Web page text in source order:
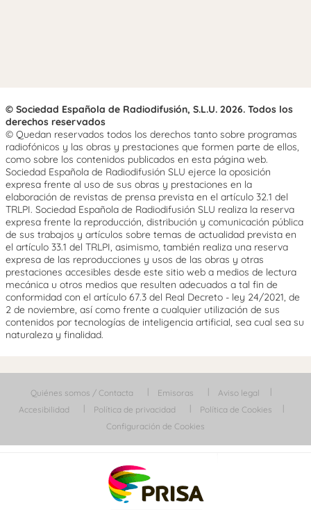
© Sociedad Española de Radiodifusión, S.L.U. 2026. Todos los
derechos reservados
© Quedan reservados todos los derechos tanto sobre programas
radiofónicos y las obras y prestaciones que formen parte de ellos,
como sobre los contenidos publicados en esta página web.
Sociedad Española de Radiodifusión SLU ejerce la oposición
expresa frente al uso de sus obras y prestaciones en la
elaboración de revistas de prensa prevista en el artículo 32.1 del
TRLPI. Sociedad Española de Radiodifusión SLU realiza la reserva
expresa frente la reproducción, distribución y comunicación pública
de sus trabajos y artículos sobre temas de actualidad prevista en
el artículo 33.1 del TRLPI, asimismo, también realiza una reserva
expresa de las reproducciones y usos de las obras y otras
prestaciones accesibles desde este sitio web a medios de lectura
mecánica u otros medios que resulten adecuados a tal fin de
conformidad con el artículo 67.3 del Real Decreto - ley 24/2021, de
2 de noviembre, así como frente a cualquier utilización de sus
contenidos por tecnologías de inteligencia artificial, sea cual sea su
naturaleza y finalidad.
Quiénes somos / Contacta Emisoras
Aviso legal
Accesibilidad
Política de privacidad
Política de Cookies
Configuración de Cookies